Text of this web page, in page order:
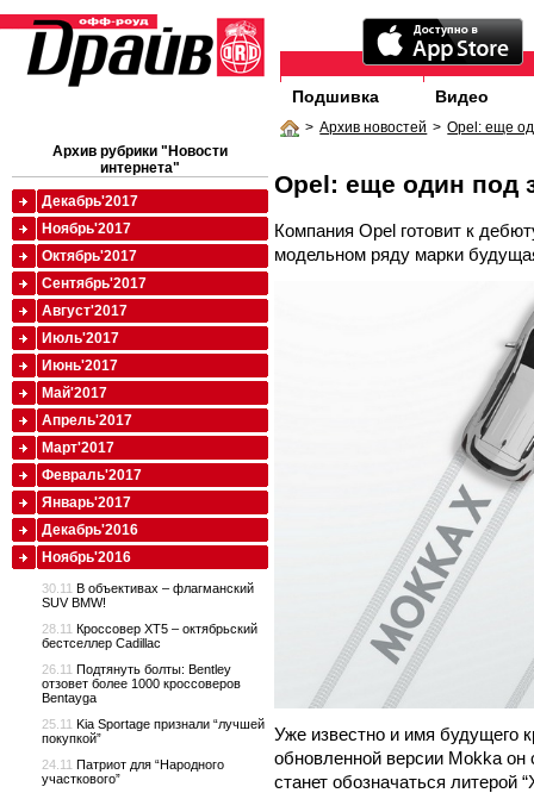
Подшивка Видео
> Архив новостей > Opel: еще
Opel: еще один под
Компания Opel готовит к
модельном ряду марки
Уже известно и имя будущего
обновленной версии Mokka он
станет обозначаться литерой
Архив рубрики "Новости
интернета"
Декабрь'2017
Ноябрь'2017
Октябрь'2017
Сентябрь'2017
Август'2017
Июль'2017
Июнь'2017
Май'2017
Апрель'2017
Март'2017
Февраль'2017
Январь'2017
Декабрь'2016
Ноябрь'2016
30.11 В объективах – флагманский
SUV BMW!
28.11 Кроссовер XT5 – октябрьский
бестселлер Cadillac
26.11 Подтянуть болты: Bentley
отзовет более 1000 кроссоверов
Bentayga
25.11 Kia Sportage признали “лучшей
покупкой”
24.11 Патриот для “Народного
участкового”